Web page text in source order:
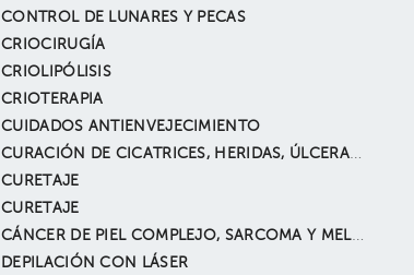
CONTROL DE LUNARES Y PECAS
CRIOCIRUGÍA
CRIOLIPÓLISIS
CRIOTERAPIA
CUIDADOS ANTIENVEJECIMIENTO
CURACIÓN DE CICATRICES, HERIDAS, ÚLCERAS, QUEMADAS. INCLUYE EXTIRPACIÓN O DESBRIDAMIENTO Y CIERRE DIRECTO
CURETAJE
CURETAJE
CÁNCER DE PIEL COMPLEJO, SARCOMA Y MELANOMA
DEPILACIÓN CON LÁSER